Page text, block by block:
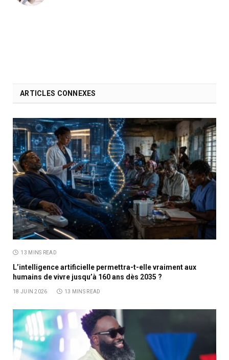
ARTICLES CONNEXES
13 MINS READ
L’intelligence artificielle permettra-t-elle vraiment aux
humains de vivre jusqu’à 160 ans dès 2035 ?
18 JUIN 2026 13 MINS READ